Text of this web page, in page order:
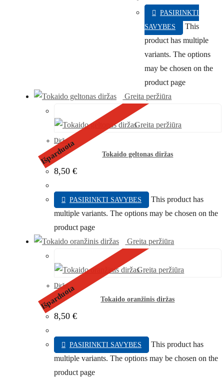
PASIRINKTI
SAVYBES
This
product has multiple
variants. The options
may be chosen on the
product page
Greita peržiūra
Išparduota
Greita peržiūra
Diržai
Tokaido geltonas diržas
8,50 €
PASIRINKTI SAVYBES
This product has
multiple variants. The options may be chosen on the
product page
Greita peržiūra
Išparduota
Greita peržiūra
Diržai
Tokaido oranžinis diržas
8,50 €
PASIRINKTI SAVYBES
This product has
multiple variants. The options may be chosen on the
product page